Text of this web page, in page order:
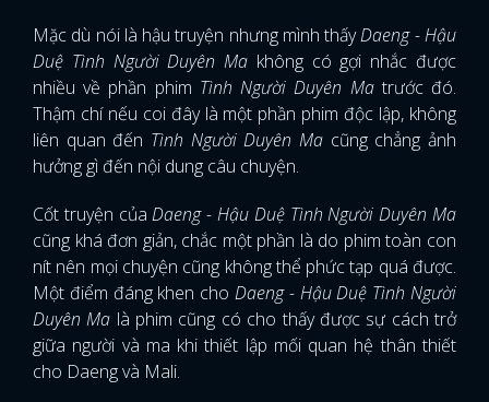
Mặc dù nói là hậu truyện nhưng mình thấyDaeng - Hậu
Duệ Tình Người Duyên Ma không có gợi nhắc được
nhiều về phần phim Tình Người Duyên Matrước đó.
Thậm chí nếu coi đây là một phần phim độc lập, không
liên quan đến Tình Người Duyên Ma cũng chẳng ảnh
hưởng gì đến nội dung câu chuyện.
Cốt truyện củaDaeng - Hậu Duệ Tình Người Duyên Ma
cũng khá đơn giản, chắc một phần là do phim toàn con
nít nên mọi chuyện cũng không thể phức tạp quá được.
Một điểm đáng khen cho Daeng - Hậu Duệ Tình Người
Duyên Ma là phim cũng có cho thấy được sự cách trở
giữa người và ma khi thiết lập mối quan hệ thân thiết
cho Daeng và Mali.